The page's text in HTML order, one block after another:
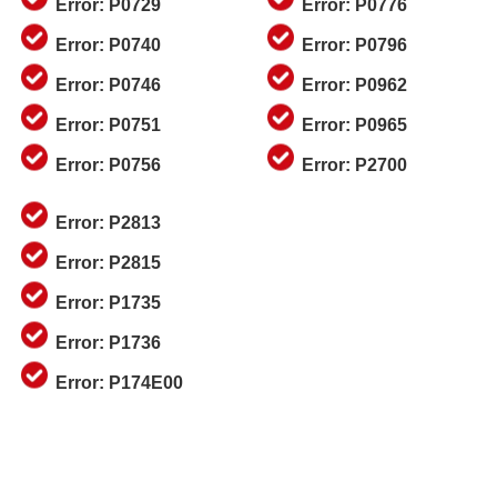
Error: P0729
Error: P0740
Error: P0746
Error: P0751
Error: P0756
Error: P0776
Error: P0796
Error: P0962
Error: P0965
Error: P2700
Error: P2813
Error: P2815
Error: P1735
Error: P1736
Error: P174E00